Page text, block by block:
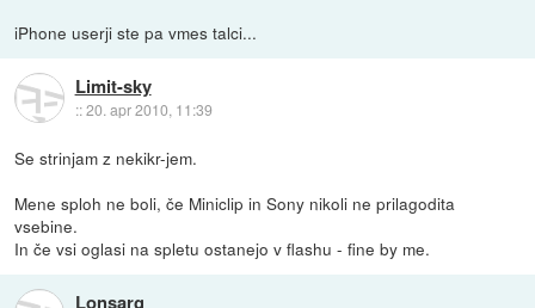
iPhone userji ste pa vmes talci...
Limit-sky
::20. apr 2010, 11:39
Se strinjam z nekikr-jem.
Mene sploh ne boli, če Miniclip in Sony nikoli ne prilagodita
vsebine.
In če vsi oglasi na spletu ostanejo v flashu - fine by me.
Lonsarg